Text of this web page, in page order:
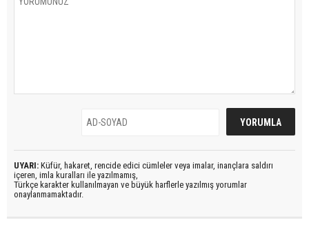
UYARI: Küfür, hakaret, rencide edici cümleler veya imalar, inançlara saldırı
içeren, imla kuralları ile yazılmamış,
Türkçe karakter kullanılmayan ve büyük harflerle yazılmış yorumlar
onaylanmamaktadır.